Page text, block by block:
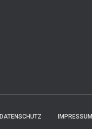
DATENSCHUTZ IMPRESSUM